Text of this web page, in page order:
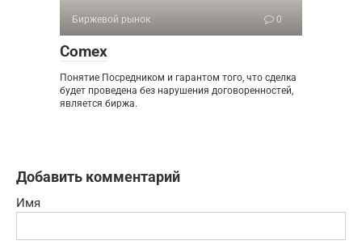
Биржевой рынок 0
Comex
Понятие Посредником и гарантом того, что сделка
будет проведена без нарушения договоренностей,
является биржа.
Добавить комментарий
Имя